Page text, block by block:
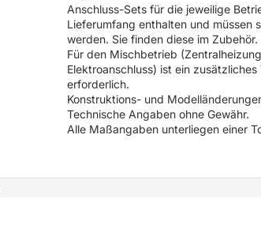
Anschluss-Sets für die jeweilige
Lieferumfang enthalten und müssen
werden. Sie finden diese im Zubehör.
Für den Mischbetrieb
Elektroanschluss) ist ein zusätzliches
erforderlich.
Konstruktions- und
Technische Angaben ohne Gewähr.
Alle Maßangaben unterliegen einer